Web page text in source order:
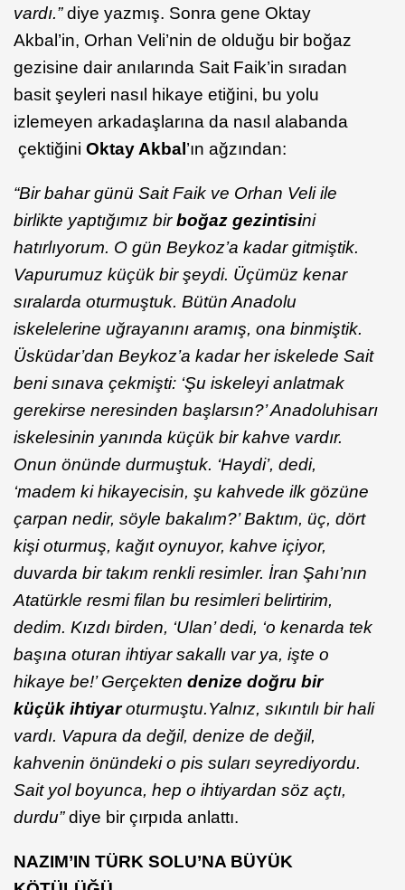
vardı.”diye yazmış. Sonra gene Oktay
Akbal’in, Orhan Veli’nin de olduğu bir boğaz
gezisine dair anılarında Sait Faik’in sıradan
basit şeyleri nasıl hikaye etiğini, bu yolu
izlemeyen arkadaşlarına da nasıl alabanda
çektiğini Oktay Akbal ’ın ağzından:
“Bir bahar günü Sait Faik ve Orhan Veli ile
birlikte yaptığımız birboğaz gezintisini
hatırlıyorum. O gün Beykoz’a kadar gitmiştik.
Vapurumuz küçük bir şeydi. Üçümüz kenar
sıralarda oturmuştuk. Bütün Anadolu
iskelelerine uğrayanını aramış, ona binmiştik.
Üsküdar’dan Beykoz’a kadar her iskelede Sait
beni sınava çekmişti: ‘Şu iskeleyi anlatmak
gerekirse neresinden başlarsın?’ Anadoluhisarı
iskelesinin yanında küçük bir kahve vardır.
Onun önünde durmuştuk. ‘Haydi’, dedi,
‘madem ki hikayecisin, şu kahvede ilk gözüne
çarpan nedir, söyle bakalım?’ Baktım, üç, dört
kişi oturmuş, kağıt oynuyor, kahve içiyor,
duvarda bir takım renkli resimler. İran Şahı’nın
Atatürkle resmi filan bu resimleri belirtirim,
dedim. Kızdı birden, ‘Ulan’ dedi, ‘o kenarda tek
başına oturan ihtiyar sakallı var ya, işte o
hikaye be!’ Gerçekten denize doğru bir
küçük ihtiyaroturmuştu.Yalnız, sıkıntılı bir hali
vardı. Vapura da değil, denize de değil,
kahvenin önündeki o pis suları seyrediyordu.
Sait yol boyunca, hep o ihtiyardan söz açtı,
durdu”diye bir çırpıda anlattı.
NAZIM’IN TÜRK SOLU’NA BÜYÜK